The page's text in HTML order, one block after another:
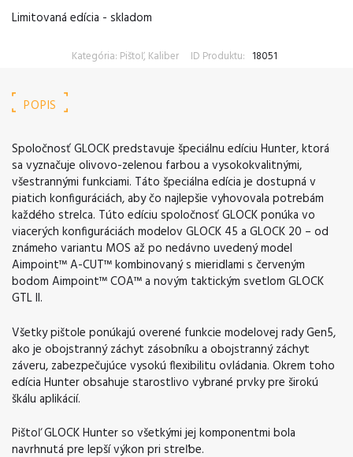
Limitovaná edícia - skladom
Kategória: Pištoľ, Kaliber ID Produktu: 18051
POPIS
Spoločnosť GLOCK predstavuje špeciálnu edíciu Hunter, ktorá
sa vyznačuje olivovo-zelenou farbou a vysokokvalitnými,
všestrannými funkciami. Táto špeciálna edícia je dostupná v
piatich konfiguráciách, aby čo najlepšie vyhovovala potrebám
každého strelca. Túto edíciu spoločnosť GLOCK ponúka vo
viacerých konfiguráciách modelov GLOCK 45 a GLOCK 20 – od
známeho variantu MOS až po nedávno uvedený model
Aimpoint™ A-CUT™ kombinovaný s mieridlami s červeným
bodom Aimpoint™ COA™ a novým taktickým svetlom GLOCK
GTL II.
Všetky pištole ponúkajú overené funkcie modelovej rady Gen5,
ako je obojstranný záchyt zásobníku a obojstranný záchyt
záveru, zabezpečujúce vysokú flexibilitu ovládania. Okrem toho
edícia Hunter obsahuje starostlivo vybrané prvky pre širokú
škálu aplikácií.
Pištoľ GLOCK Hunter so všetkými jej komponentmi bola
navrhnutá pre lepší výkon pri streľbe.